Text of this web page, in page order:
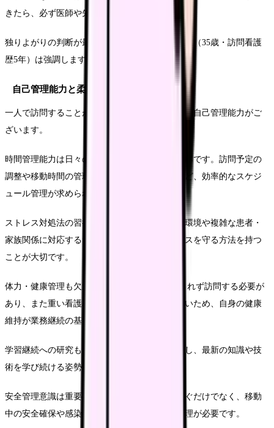
きたら、必ず医師や先輩看護師に相談します。
独りよがりの判断が最も危険です」と高橋看護師（35歳・訪問看護
歴5年）は強調します。
自己管理能力と柔軟性
一人で訪問することが多い在宅看護師には、高い自己管理能力がご
ざいます。
時間管理能力は日々の業務を中断するための基本です。訪問予定の
調整や移動時間の管理、緊急対応の時間確保など、効率的なスケジ
ュール管理が求められます。
ストレス対処法の習得も重要です。様々な家庭環境や複雑な患者・
家族関係に対応するため、自分のメンタルヘルスを守る方法を持つ
ことが大切です。
体力・健康管理も欠かせません。 天候に左右されず訪問する必要が
あり、また重い看護バッグを持っての移動も多いため、自身の健康
維持が業務継続の基盤となります。
学習継続への研究も必要です。医療は日々進化し、最新の知識や技
術を学び続ける姿勢が求められています。
安全管理意識は重要です。訪問先での事故を防ぐだけでなく、移動
中の安全確保や感染予防など、様々なリスク管理が必要です。